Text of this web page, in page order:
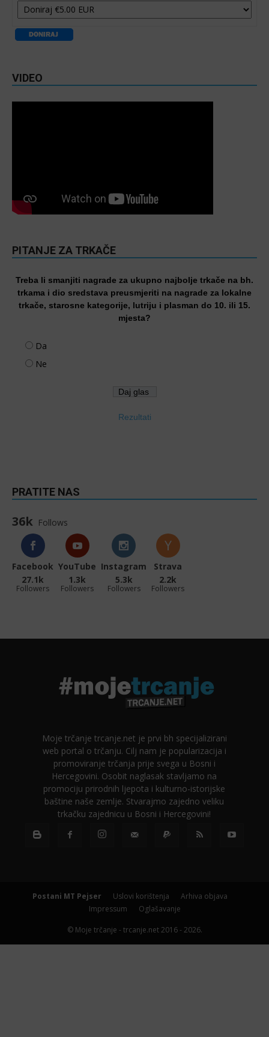
VIDEO
PITANJE ZA TRKAČE
Treba li smanjiti nagrade za ukupno najbolje trkače na bh.
trkama i dio sredstava preusmjeriti na nagrade za lokalne
trkače, starosne kategorije, lutriju i plasman do 10. ili 15.
mjesta?
Da
Ne
Rezultati
PRATITE NAS
36k Follows
Facebook
27.1k
Followers
YouTube
1.3k
Followers
Instagram
5.3k
Followers
Strava
2.2k
Followers
Moje trčanje trcanje.net je prvi bh specijalizirani
web portal o trčanju. Cilj nam je popularizacija i
promoviranje trčanja prije svega u Bosni i
Hercegovini. Osobit naglasak stavljamo na
promociju prirodnih ljepota i kulturno-istorijske
baštine naše zemlje. Stvarajmo zajedno veliku
trkačku zajednicu u Bosni i Hercegovini!
Postani MT Pejser Uslovi korištenja
Arhiva objava
Impressum
Oglašavanje
© Moje trčanje - trcanje.net 2016 - 2026.